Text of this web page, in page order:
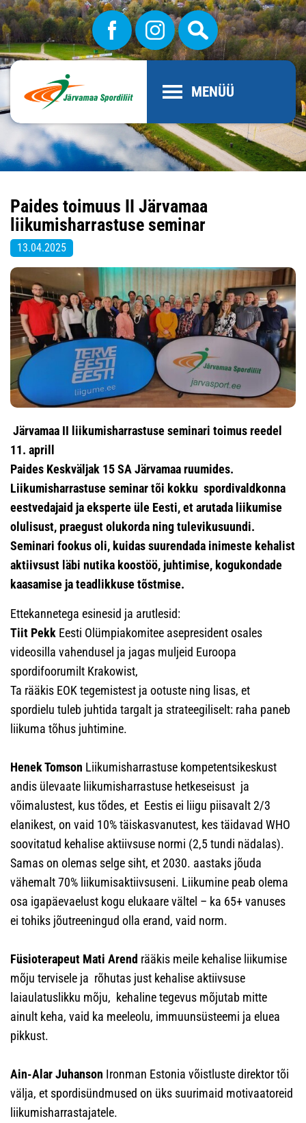
MENÜÜ
Paides toimuus II Järvamaa
liikumisharrastuse seminar
13.04.2025
Järvamaa II liikumisharrastuse seminari toimus reedel
11. aprill
Paides Keskväljak 15 SA Järvamaa ruumides.
Liikumisharrastuse seminar tõi kokku spordivaldkonna
eestvedajaid ja eksperte üle Eesti, et arutada liikumise
olulisust, praegust olukorda ning tulevikusuundi.
Seminari fookus oli, kuidas suurendada inimeste kehalist
aktiivsust läbi nutika koostöö, juhtimise, kogukondade
kaasamise ja teadlikkuse tõstmise.
Ettekannetega esinesid ja arutlesid:
Tiit Pekk Eesti Olümpiakomitee asepresident osales
videosilla vahendusel ja jagas muljeid Euroopa
spordifoorumilt Krakowist,
Ta rääkis EOK tegemistest ja ootuste ning lisas, et
spordielu tuleb juhtida targalt ja strateegiliselt: raha paneb
liikuma tõhus juhtimine.
Henek Tomson Liikumisharrastuse kompetentsikeskust
andis ülevaate liikumisharrastuse hetkeseisust ja
võimalustest, kus tõdes, et Eestis ei liigu piisavalt 2/3
elanikest, on vaid 10% täiskasvanutest, kes täidavad WHO
soovitatud kehalise aktiivsuse normi (2,5 tundi nädalas).
Samas on olemas selge siht, et 2030. aastaks jõuda
vähemalt 70% liikumisaktiivsuseni. Liikumine peab olema
osa igapäevaelust kogu elukaare vältel – ka 65+ vanuses
ei tohiks jõutreeningud olla erand, vaid norm.
Füsioterapeut Mati Arend rääkis meile kehalise liikumise
mõju tervisele ja rõhutas just kehalise aktiivsuse
laiaulatuslikku mõju, kehaline tegevus mõjutab mitte
ainult keha, vaid ka meeleolu, immuunsüsteemi ja eluea
pikkust.
Ain-Alar Juhanson Ironman Estonia võistluste direktor tõi
välja, et spordisündmused on üks suurimaid motivaatoreid
liikumisharrastajatele.